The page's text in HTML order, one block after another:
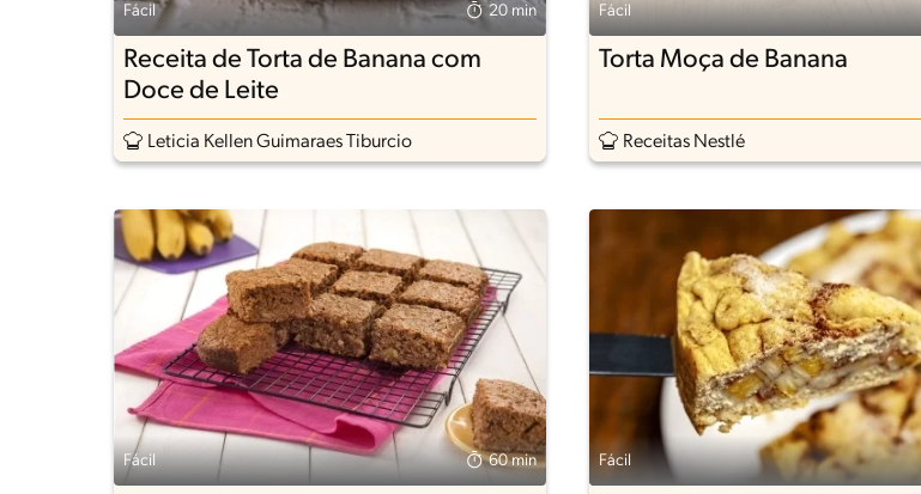
Fácil 20 min
Receita de Torta de Banana com
Doce de Leite
Leticia Kellen Guimaraes Tiburcio
Fácil
Torta Moça de Banana
Receitas Nestlé
Fácil 60 min Fácil